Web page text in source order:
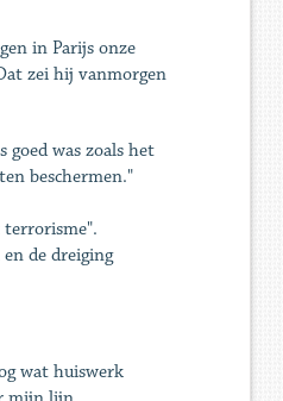
in Parijs onze
zei hij vanmorgen
was zoals het
beschermen."
terrorisme".
de dreiging
wat huiswerk